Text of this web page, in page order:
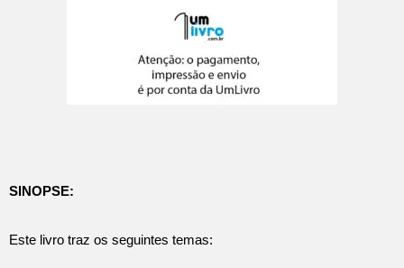
SINOPSE:
Este livro traz os seguintes temas: